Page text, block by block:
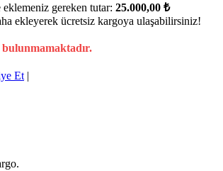
gereken tutar: 25.000,00 ₺
ekleyerek ücretsiz kargoya ulaşabilirsiniz!
Et |